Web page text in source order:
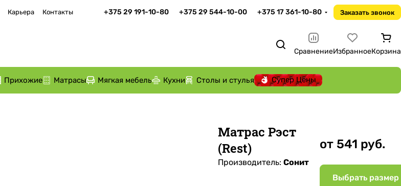
Карьера Контакты +375 29 191-10-80 +375 29 544-10-00 +375 17 361-10-80 Заказать звонок
СравнениеИзбранноеКорзина
Прихожие Матрасы Мягкая мебель Кухни Столы и стулья Супер Цены
Матрас Рэст
(Rest)
Производитель: Сонит
от 541 руб.
Выбрать размер